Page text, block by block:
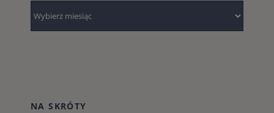
NA SKRÓTY